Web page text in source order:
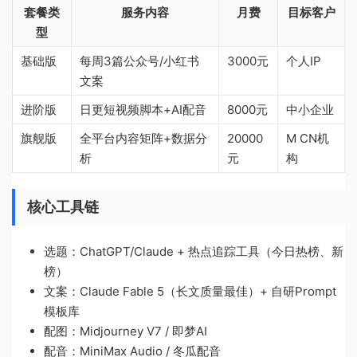
套餐类
型
服务内容 月费 目标客户
基础版
每周3篇公众号/小红书
文案
3000元 个人IP
进阶版 日更短视频脚本+AI配音 8000元
中小企业
旗舰版
全平台内容矩阵+数据分
析
20000
元
M CN机
构
核心工具链
选题：ChatGPT/Claude + 热点追踪工具（今日热榜、新
榜）
文案：Claude Fable 5（长文质量最佳）+ 自研Prompt
模板库
配图：Midjourney V7 / 即梦AI
配音：MiniMax Audio / 冬瓜配音